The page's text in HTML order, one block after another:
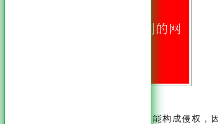
未经授权的网页内容复制行为可能构成侵权，